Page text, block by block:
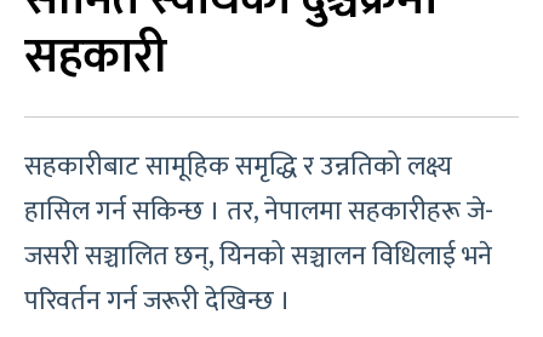
सहकारी
सहकारीबाट सामूहिक समृद्धि र उन्नतिको लक्ष्य
हासिल गर्न सकिन्छ । तर, नेपालमा सहकारीहरू जे-
जसरी सञ्चालित छन्, यिनको सञ्चालन विधिलाई भने
परिवर्तन गर्न जरूरी देखिन्छ ।